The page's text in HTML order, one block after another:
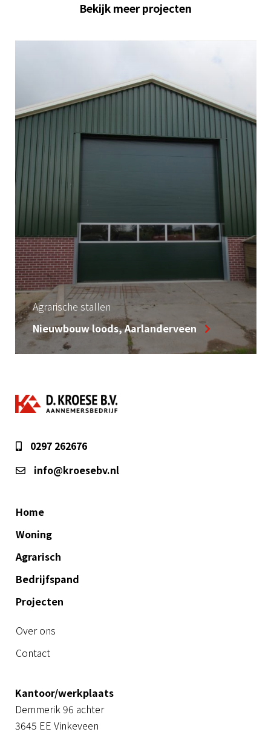
Bekijk meer projecten
Agrarische stallen
Nieuwbouw loods, Aarlanderveen
0297 262676
info@kroesebv.nl
Home
Woning
Agrarisch
Bedrijfspand
Projecten
Over ons
Contact
Kantoor/werkplaats
Demmerik 96 achter
3645 EE Vinkeveen